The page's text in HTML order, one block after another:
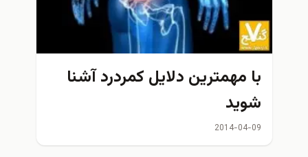
با مهمترين دلايل كمردرد آشنا
شويد
2014-04-09